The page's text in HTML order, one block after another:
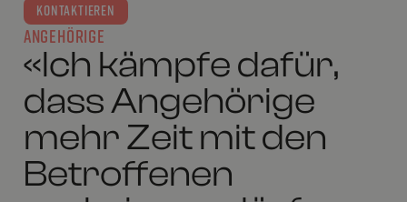
KONTAKTIEREN
ANGEHÖRIGE
«Ich kämpfe dafür,
dass Angehörige
mehr Zeit mit den
Betroffenen